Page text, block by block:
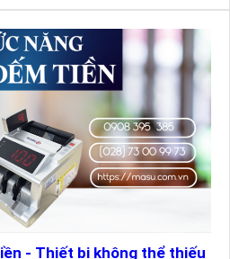
- Thiết bị không thể thiếu